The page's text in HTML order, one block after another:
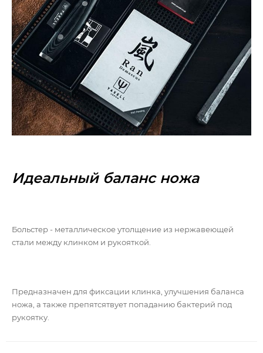
Идеальный баланс ножа
Больстер - металлическое утолщение из нержавеющей
стали между клинком и рукояткой.
Предназначен для фиксации клинка, улучшения баланса
ножа, а также препятсятвует попаданию бактерий под
рукоятку.